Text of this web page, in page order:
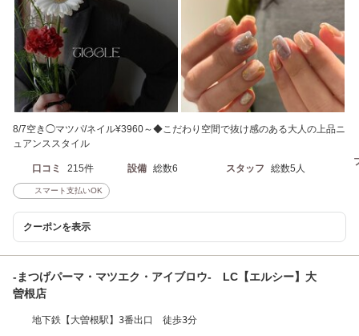
8/7空き◯マツパ/ネイル¥3960～◆こだわり空間で抜け感のある大人の上品ニ
ュアンススタイル
口コミ 215件 設備 総数6 スタッフ 総数5人
スマート支払いOK
クーポンを表示
-まつげパーマ・マツエク・アイブロウ- LC【エルシー】大
曽根店
地下鉄【大曽根駅】3番出口 徒歩3分